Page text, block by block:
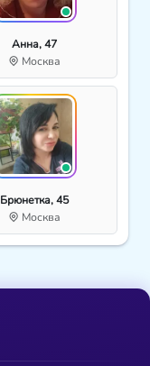
Анна, 47
Москва
Брюнетка, 45
Москва